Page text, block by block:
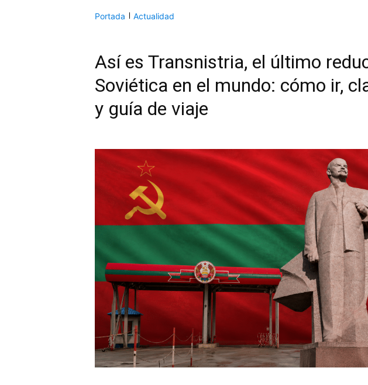
Portada Actualidad
Así es Transnistria, el último
Soviética en el mundo: cómo ir,
y guía de viaje